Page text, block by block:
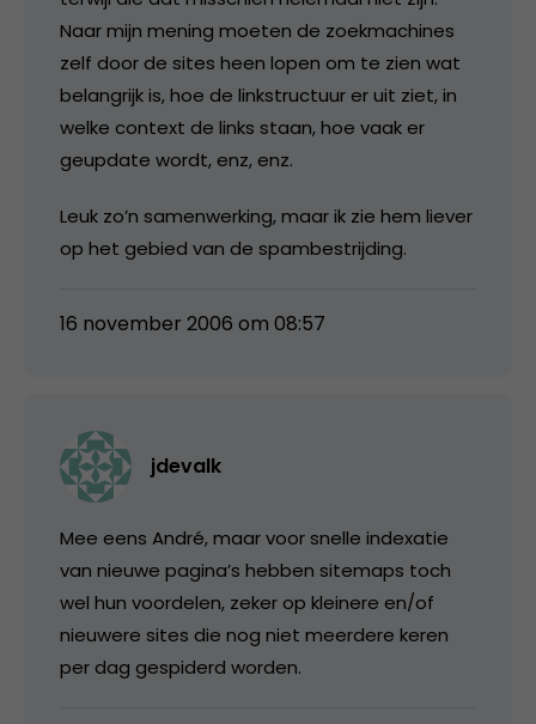
Naar mijn mening moeten de zoekmachines
zelf door de sites heen lopen om te zien wat
belangrijk is, hoe de linkstructuur er uit ziet, in
welke context de links staan, hoe vaak er
geupdate wordt, enz, enz.
Leuk zo’n samenwerking, maar ik zie hem liever
op het gebied van de spambestrijding.
16 november 2006 om 08:57
jdevalk
Mee eens André, maar voor snelle indexatie
van nieuwe pagina’s hebben sitemaps toch
wel hun voordelen, zeker op kleinere en/of
nieuwere sites die nog niet meerdere keren
per dag gespiderd worden.